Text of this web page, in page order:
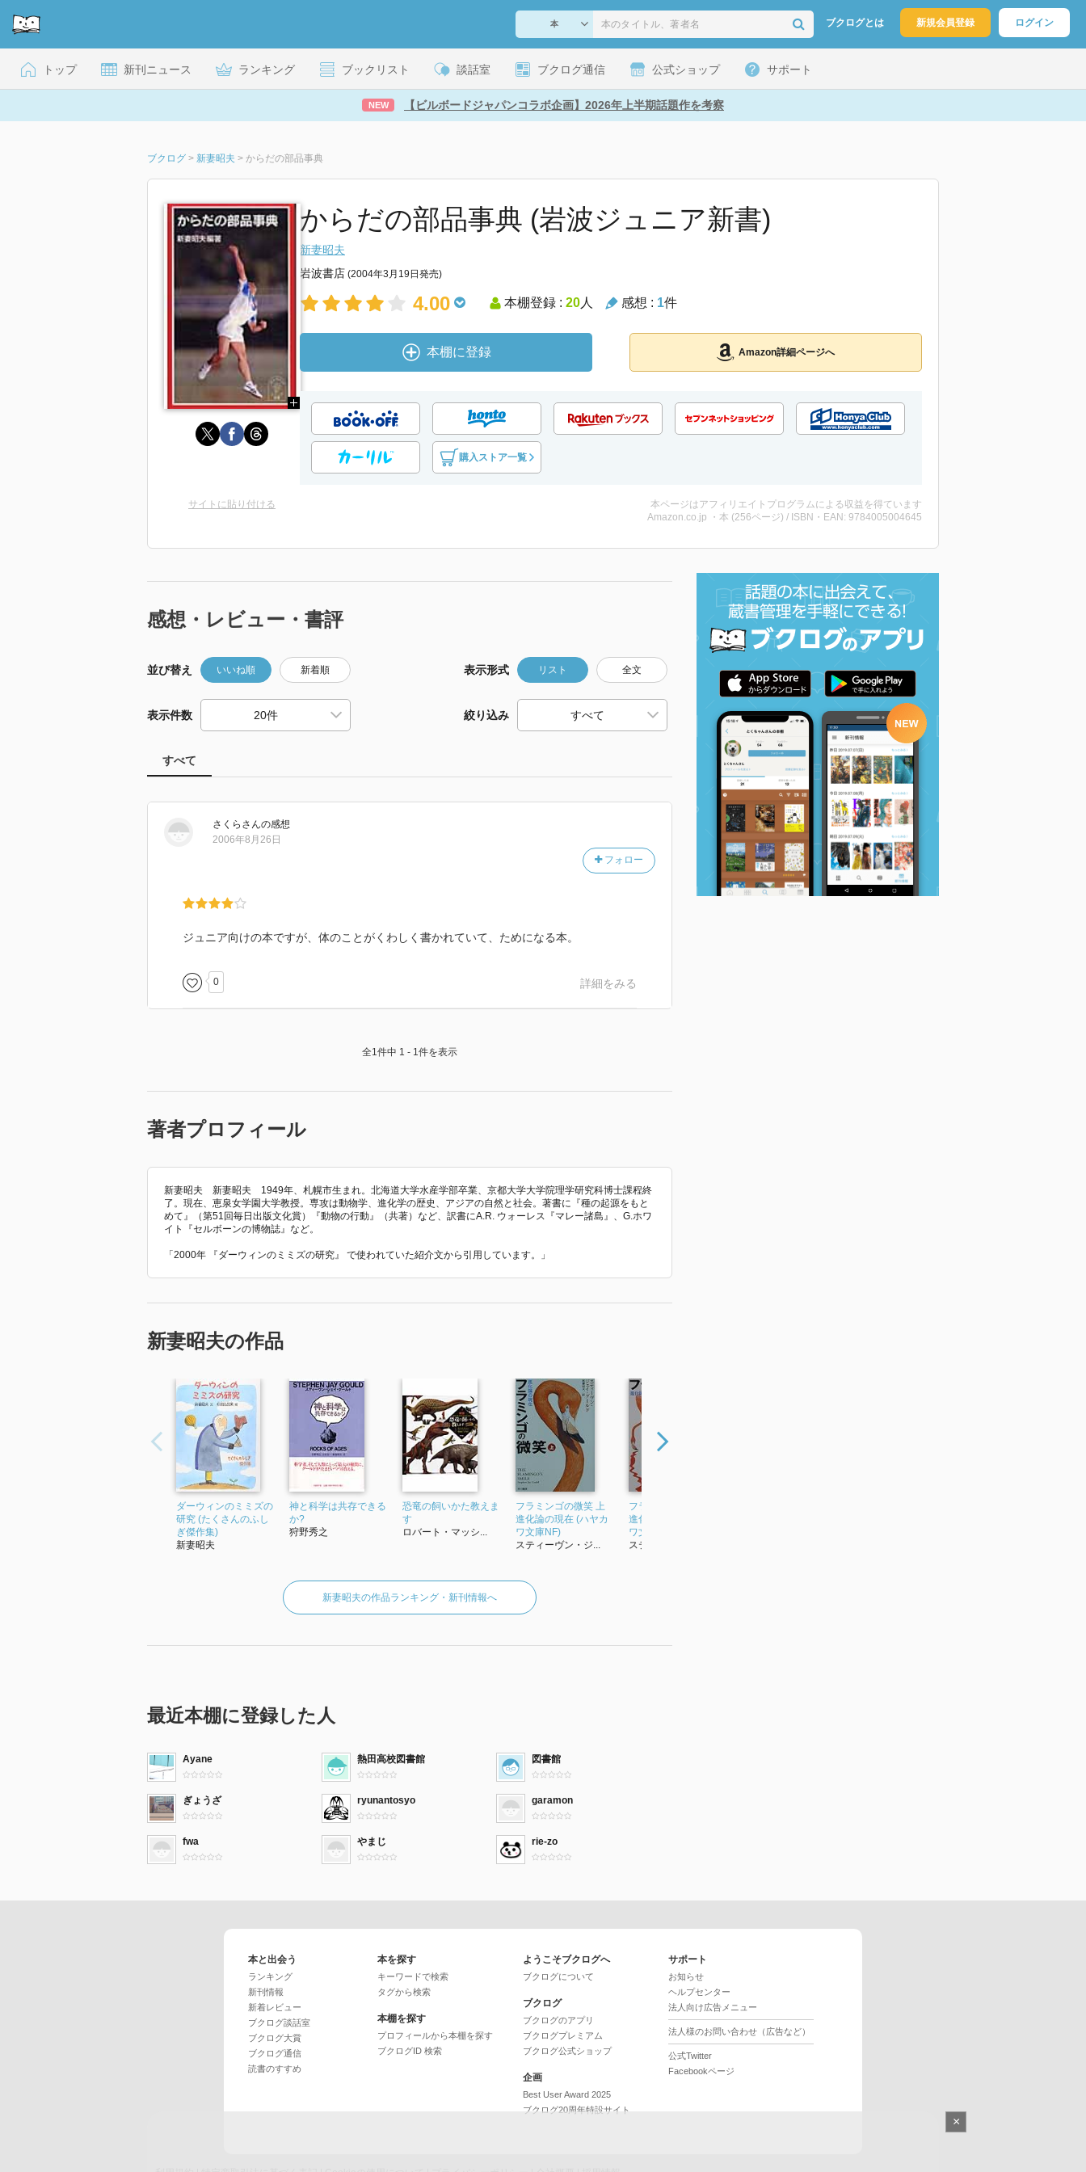
ブクログとは 新規会員登録 ログイン
トップ 新刊ニュース ランキング ブックリスト 談話室 ブクログ通信 公式ショップ サポート
NEW 【ビルボードジャパンコラボ企画】2026年上半期話題作を考察
ブクログ > 新妻昭夫 > からだの部品事典
からだの部品事典 (岩波ジュニア新書)
新妻昭夫
岩波書店 (2004年3月19日発売)
4.00 本棚登録 : 20人 感想 : 1件
本棚に登録 Amazon詳細ページへ
購入ストア一覧
サイトに貼り付ける
本ページはアフィリエイトプログラムによる収益を得ています
Amazon.co.jp ・本 (256ページ) / ISBN・EAN: 9784005004645
感想・レビュー・書評
並び替え いいね順 新着順 表示形式 リスト 全文
表示件数 絞り込み
すべて
さくら さんの感想
フォロー
2006年8月26日
ジュニア向けの本ですが、体のことがくわしく書かれていて、ためになる本。
0 詳細をみる
全1件中 1 - 1件を表示
著者プロフィール
新妻昭夫 新妻昭夫 1949年、札幌市生まれ。北海道大学水産学部卒業、京都大学大学院理学研究科博士課程終
了。現在、恵泉女学園大学教授。専攻は動物学、進化学の歴史、アジアの自然と社会。著書に『種の起源をもと
めて』（第51回毎日出版文化賞）『動物の行動』（共著）など、訳書にA.R. ウォーレス『マレー諸島』、G.ホワ
イト『セルボーンの博物誌』など。
「2000年 『ダーウィンのミミズの研究』 で使われていた紹介文から引用しています。」
新妻昭夫の作品
ダーウィンのミミズの
研究 (たくさんのふし
ぎ傑作集)
新妻昭夫
神と科学は共存できる
か?
狩野秀之
恐竜の飼いかた教えま
す
ロバート・マッシ...
フラミンゴの微笑 上
進化論の現在 (ハヤカ
ワ文庫NF)
スティーヴン・ジ...
フラミンゴの微笑 下
進化論の現在 (ハヤカ
ワ文庫NF)
スティーヴン・ジ...
新妻昭夫の作品ランキング・新刊情報へ
最近本棚に登録した人
Ayane 熱田高校図書館 図書館
ぎょうざ ryunantosyo garamon
fwa やまじ rie-zo
本と出会う
ランキング
新刊情報
新着レビュー
ブクログ談話室
ブクログ大賞
ブクログ通信
読書のすすめ
本を探す
キーワードで検索
タグから検索
本棚を探す
プロフィールから本棚を探す
ブクログID 検索
ようこそブクログへ
ブクログについて
ブクログ
ブクログのアプリ
ブクログプレミアム
ブクログ公式ショップ
企画
Best User Award 2025
ブクログ20周年特設サイト
サポート
お知らせ
ヘルプセンター
法人向け広告メニュー
法人様のお問い合わせ（広告など）
公式Twitter
Facebookページ
×